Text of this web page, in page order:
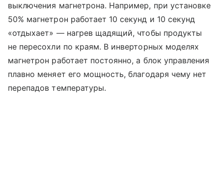
выключения магнетрона. Например, при установке
50% магнетрон работает 10 секунд и 10 секунд
«отдыхает» — нагрев щадящий, чтобы продукты
не пересохли по краям. В инверторных моделях
магнетрон работает постоянно, а блок управления
плавно меняет его мощность, благодаря чему нет
перепадов температуры.